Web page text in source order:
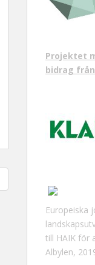
Projektet
bidrag
Europeiska
till HAIK för
Albylen,